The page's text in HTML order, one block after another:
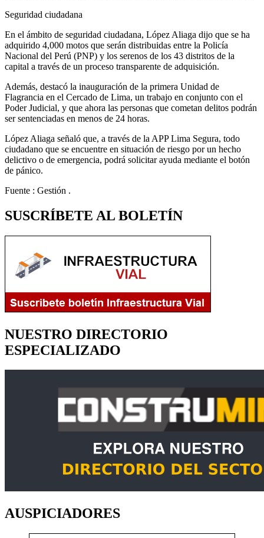
Seguridad ciudadana
En el ámbito de seguridad ciudadana, López Aliaga dijo que se ha
adquirido 4,000 motos que serán distribuidas entre la Policía
Nacional del Perú (PNP) y los serenos de los 43 distritos de la
capital a través de un proceso transparente de adquisición.
Además, destacó la inauguración de la primera Unidad de
Flagrancia en el Cercado de Lima, un trabajo en conjunto con el
Poder Judicial, y que ahora las personas que cometan delitos podrán
ser sentenciadas en menos de 24 horas.
López Aliaga señaló que, a través de la APP Lima Segura, todo
ciudadano que se encuentre en situación de riesgo por un hecho
delictivo o de emergencia, podrá solicitar ayuda mediante el botón
de pánico.
Fuente : Gestión .
SUSCRÍBETE AL BOLETÍN
NUESTRO DIRECTORIO
ESPECIALIZADO
AUSPICIADORES